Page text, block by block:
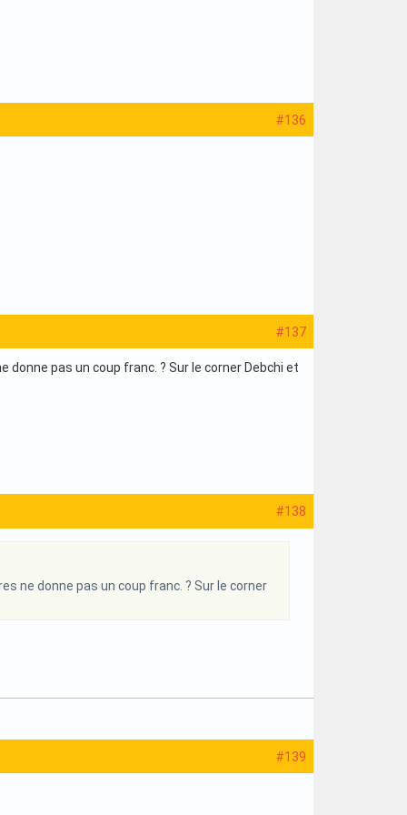
#136
#137
pas un coup franc. ? Sur le corner Debchi et
#138
ne donne pas un coup franc. ? Sur le corner
#139